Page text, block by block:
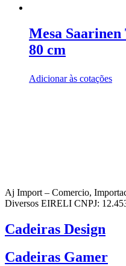
Mesa
80 cm
Adicionar às cotações
Aj Import – Comercio,
Diversos EIRELI CNPJ:
Cadeiras Design
Cadeiras Gamer